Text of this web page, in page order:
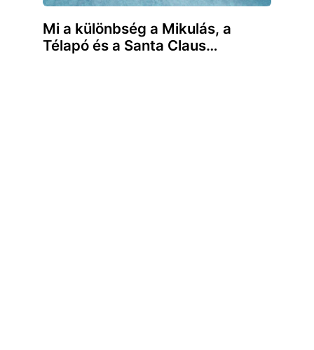
Mi a különbség a Mikulás, a
Télapó és a Santa Claus…